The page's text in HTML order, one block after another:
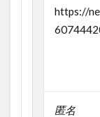
https://
匿名